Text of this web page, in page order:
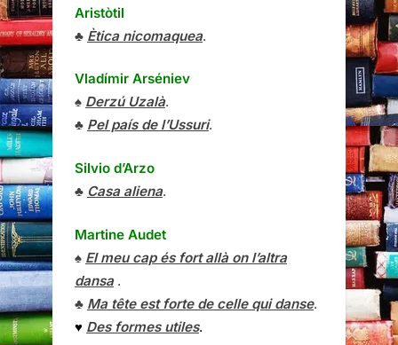
Aristòtil
♣ Ètica nicomaquea.
Vladímir Arséniev
♠ Derzú Uzalà.
♣ Pel país de l’Ussuri.
Silvio d’Arzo
♣ Casa aliena.
Martine Audet
♠ El meu cap és fort allà on l’altra
dansa.
♣ Ma tête est forte de celle qui danse.
♥ Des formes utiles.